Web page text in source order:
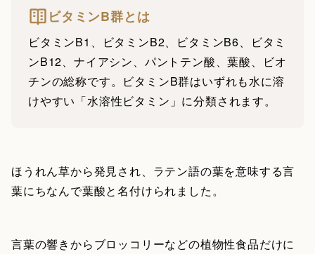
ビタミンB群とは
ビタミンB1、ビタミンB2、ビタミンB6、ビタミ
ンB12、ナイアシン、パントテン酸、葉酸、ビオ
チンの総称です。ビタミンB群はいずれも水に溶
けやすい「水溶性ビタミン」に分類されます。
ほうれん草から発見され、ラテン語の葉を意味する言
葉にちなんで葉酸と名付けられました。
言葉の響きからブロッコリーなどの植物性食品だけに